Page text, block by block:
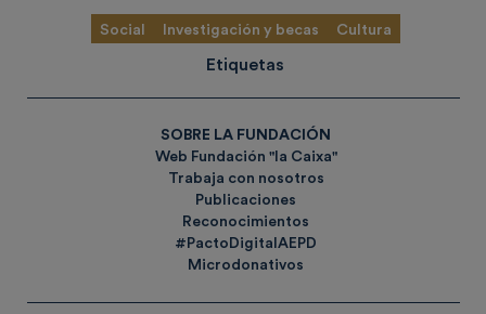
Social Investigación y becas Cultura
Etiquetas
SOBRE LA FUNDACIÓN
Web Fundación "la Caixa"
Trabaja con nosotros
Publicaciones
Reconocimientos
#PactoDigitalAEPD
Microdonativos